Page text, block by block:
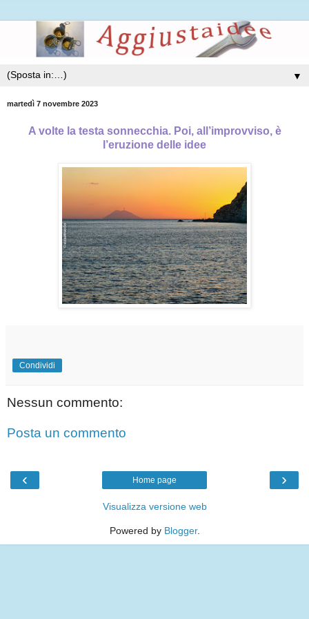
▼
martedì 7 novembre 2023
A volte la testa sonnecchia. Poi, all’improvviso, è
l’eruzione delle idee
Condividi
Nessun commento:
Posta un commento
‹ ›
Home page
Visualizza versione web
Powered by Blogger.